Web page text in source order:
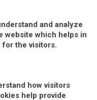
and analyze
website which helps in
for the visitors.
how visitors
help provide